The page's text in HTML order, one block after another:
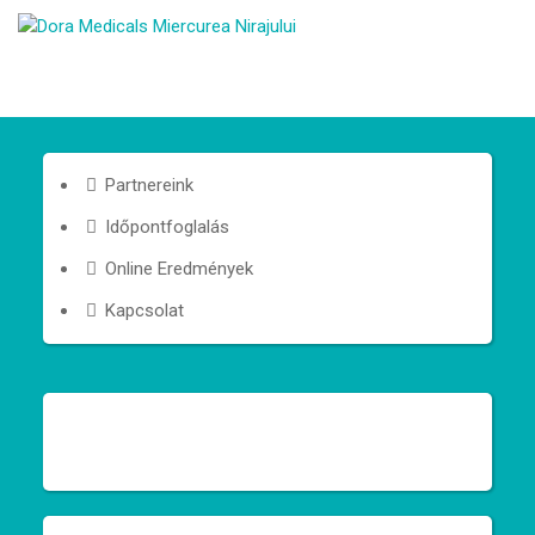
Partnereink
Időpontfoglalás
Online Eredmények
Kapcsolat